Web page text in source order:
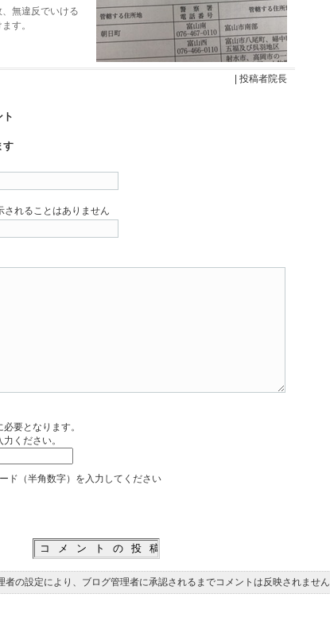
無違反でいける
す。
| 投稿者院長
す
れることはありません
要となります。
ください。
ド（半角数字）を入力してください
の設定により、ブログ管理者に承認されるまでコメントは反映されません